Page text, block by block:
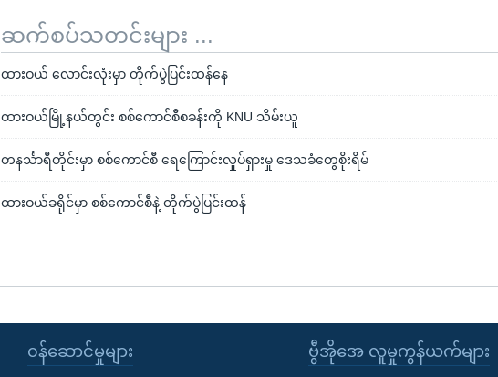
ဆက်စပ်သတင်းများ ...
ထားဝယ် လောင်းလုံးမှာ တိုက်ပွဲပြင်းထန်နေ
ထားဝယ်မြို့နယ်တွင်း စစ်ကောင်စီစခန်းကို KNU သိမ်းယူ
တနင်္သာရီတိုင်းမှာ စစ်ကောင်စီ ရေကြောင်းလှုပ်ရှားမှု ဒေသခံတွေစိုးရိမ်
ထားဝယ်ခရိုင်မှာ စစ်ကောင်စီနဲ့ တိုက်ပွဲပြင်းထန်
ဗွီအိုအေ လူမှုကွန်ယက်များ
၀န်ဆောင်မှုများ